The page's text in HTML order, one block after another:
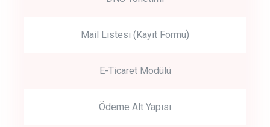
Mail Listesi (Kayıt Formu)
E-Ticaret Modülü
Ödeme Alt Yapısı